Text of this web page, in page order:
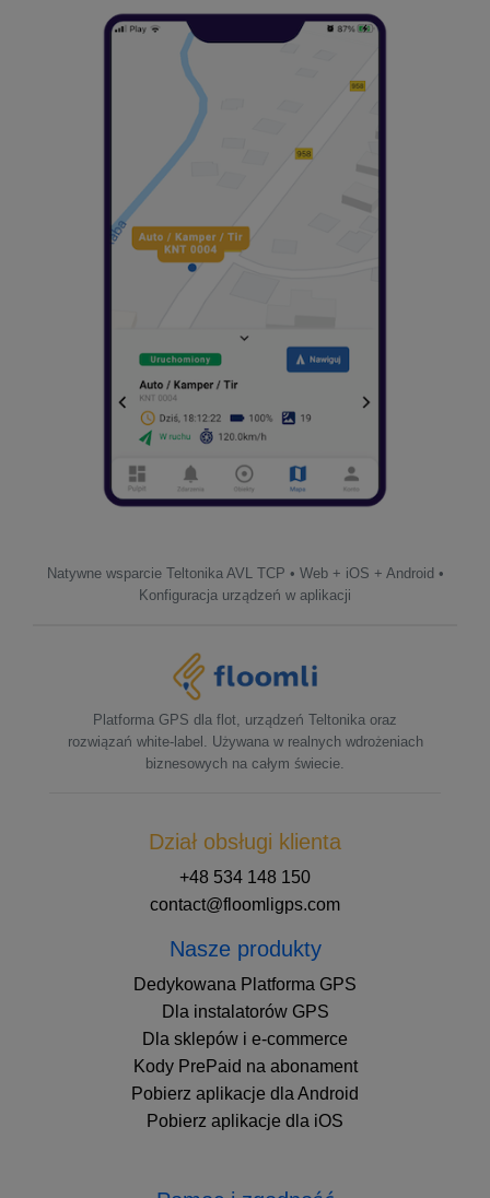
Natywne wsparcie Teltonika AVL TCP • Web + iOS + Android •
Konfiguracja urządzeń w aplikacji
Platforma GPS dla flot, urządzeń Teltonika oraz
rozwiązań white-label. Używana w realnych wdrożeniach
biznesowych na całym świecie.
Dział obsługi klienta
+48 534 148 150
contact@floomligps.com
Nasze produkty
Dedykowana Platforma GPS
Dla instalatorów GPS
Dla sklepów i e-commerce
Kody PrePaid na abonament
Pobierz aplikacje dla Android
Pobierz aplikacje dla iOS